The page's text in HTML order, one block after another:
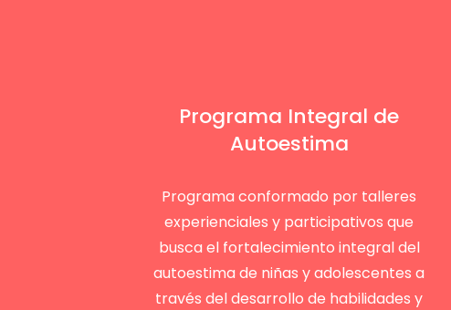
Programa Integral de
Autoestima
Programa conformado por talleres
experienciales y participativos que
busca el fortalecimiento integral del
autoestima de niñas y adolescentes a
través del desarrollo de habilidades y